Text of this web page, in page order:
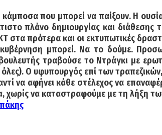
που μπορεί να παίξουν. Η
πλάνο δημιουργίας και
στα πρότερα και οι εκτυπωτικές
μπορεί. Να το δούμε.
τραβούσε το Ντράγκι με
Ο υφυπουργός επί των
να αφήνει κάθε στέλεχος να
χωρίς να καταστραφούμε με τη λήξη